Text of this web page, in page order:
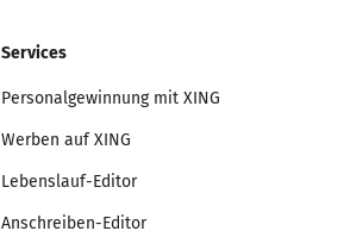
Services
Personalgewinnung mit XING
Werben auf XING
Lebenslauf-Editor
Anschreiben-Editor